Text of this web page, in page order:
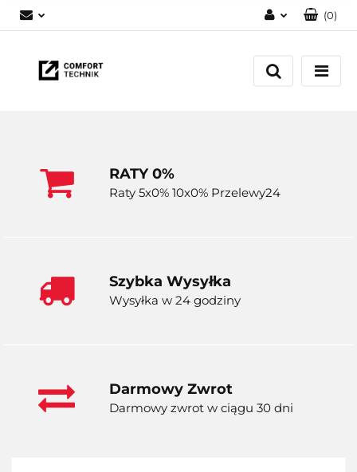
Zaloguj się
Zarejestruj się
(0)
RATY 0%
Raty 5x0% 10x0% Przelewy24
Szybka Wysyłka
Wysyłka w 24 godziny
Darmowy Zwrot
Darmowy zwrot w ciągu 30 dni